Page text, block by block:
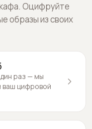
Оцифруйте
образы из своих
раз — мы
ваш цифровой